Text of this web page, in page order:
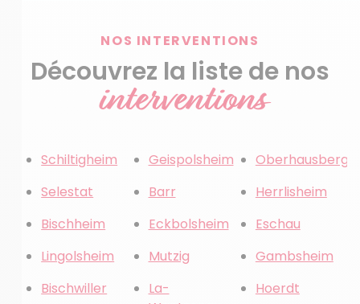
NOS INTERVENTIONS
Découvrez la liste de nos
interventions
Schiltigheim
Selestat
Bischheim
Lingolsheim
Bischwiller
Geispolsheim
Barr
Eckbolsheim
Mutzig
La-
Herrlisheim
Eschau
Gambsheim
Hoerdt